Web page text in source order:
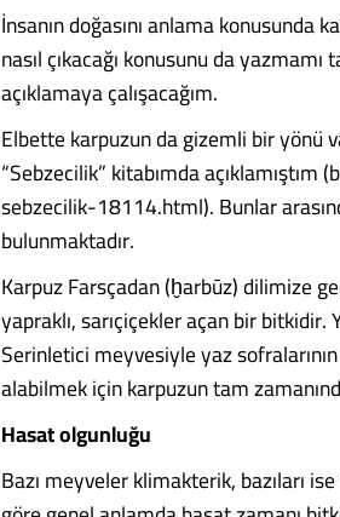
İnsanın doğasını anlama konusunda
nasıl çıkacağı konusunu da
açıklamaya çalışacağım.
Elbette karpuzun da gizemli bir yönü
“Sebzecilik” kitabımda
sebzecilik-18114.html). Bunlar
bulunmaktadır.
Karpuz Farsçadan (ḫarbūz) dilimize
yapraklı, sarıçiçekler açan bir
Serinletici meyvesiyle yaz
alabilmek için karpuzun tam
Hasat olgunluğu
Bazı meyveler klimakterik, bazıları